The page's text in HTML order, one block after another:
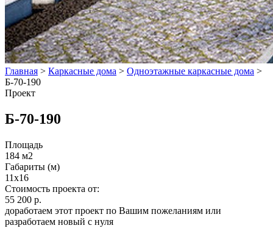
Главная > Каркасные дома > Одноэтажные каркасные дома >
Б-70-190
Проект
Б-70-190
Площадь
184 м2
Габариты (м)
11x16
Стоимость проекта от:
55 200 р.
доработаем этот проект по Вашим пожеланиям или
разработаем новый с нуля